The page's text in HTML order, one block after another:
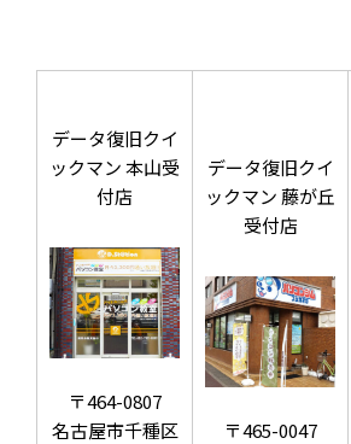
データ復旧クイ
ックマン 本山受
付店
〒464-0807
名古屋市千種区
データ復旧クイ
ックマン 藤が丘
受付店
〒465-0047